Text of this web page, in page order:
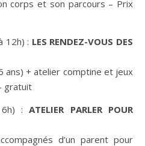
corps et son parcours – Prix
12h) : LES RENDEZ-VOUS DES
ans) + atelier comptine et jeux
gratuit
:ATELIER PARLER POUR
d’un parent pour